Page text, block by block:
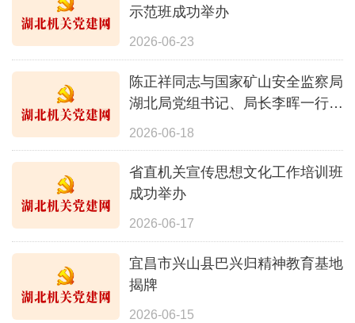
示范班成功举办
2026-06-23
陈正祥同志与国家矿山安全监察局
湖北局党组书记、局长李晖一行座
谈
2026-06-18
省直机关宣传思想文化工作培训班
成功举办
2026-06-17
宜昌市兴山县巴兴归精神教育基地
揭牌
2026-06-15